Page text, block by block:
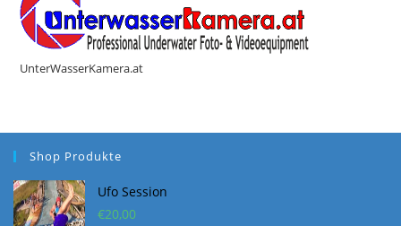
UnterWasserKamera.at
Shop Produkte
Ufo Session
€20,00